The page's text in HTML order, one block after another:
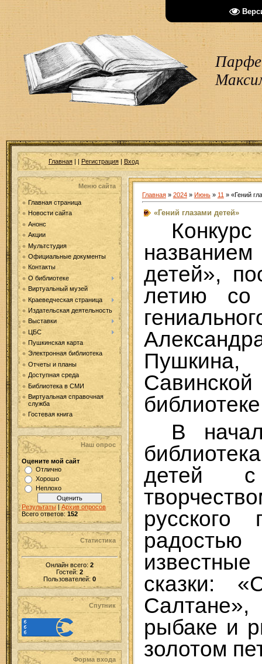
Главная| | Регистрация| Вход
Меню сайта
Главная страница
Новости сайта
Анонс
Акции
Мультстудия
Официальные документы
Контакты
О библиотеке
Виртуальный музей
Краеведческая страница
Издательская деятельность
Выставки
ЦБС
Пушкинская карта
Электронная библиотека
Отчеты и планы
Доступная среда
Библиотека в СМИ
Виртуальная справочная
служба
Гостевая книга
Наш опрос
Оцените мой сайт
Отлично
Хорошо
Неплохо
Результаты | Архив опросов
Всего ответов: 152
Статистика
Онлайн всего: 2
Гостей: 2
Пользователей: 0
Спутник
Форма входа
Главная» 2024 » Июнь » 11 » «Гений
«Гений глазами детей»
детей»,
летию со
В
детей
сказки:
рыбаке и
золотом